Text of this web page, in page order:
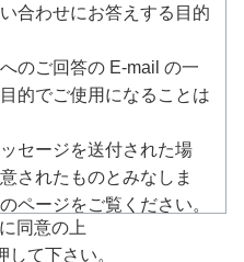
合わせにお答えする目的
のご回答の E-mail の一
的でご使用になることは
セージを送付された場
されたものとみなしま
ページをご覧ください。
rule/index.html
同意の上
て下さい。